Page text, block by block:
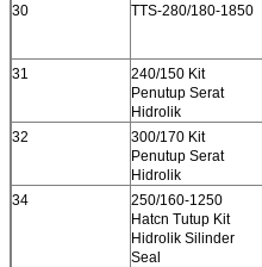
30
TTS-280/180-1850
31
240/150 Kit
Penutup Serat
Hidrolik
32
300/170 Kit
Penutup Serat
Hidrolik
34
250/160-1250
Hatcn Tutup Kit
Hidrolik Silinder
Seal